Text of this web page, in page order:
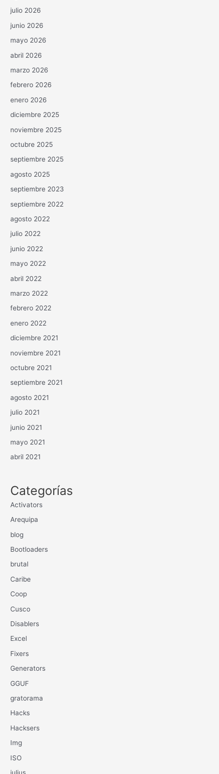
julio 2026
junio 2026
mayo 2026
abril 2026
marzo 2026
febrero 2026
enero 2026
diciembre 2025
noviembre 2025
octubre 2025
septiembre 2025
agosto 2025
septiembre 2023
septiembre 2022
agosto 2022
julio 2022
junio 2022
mayo 2022
abril 2022
marzo 2022
febrero 2022
enero 2022
diciembre 2021
noviembre 2021
octubre 2021
septiembre 2021
agosto 2021
julio 2021
junio 2021
mayo 2021
abril 2021
Categorías
Activators
Arequipa
blog
Bootloaders
brutal
Caribe
Coop
Cusco
Disablers
Excel
Fixers
Generators
GGUF
gratorama
Hacks
Hacksers
Img
ISO